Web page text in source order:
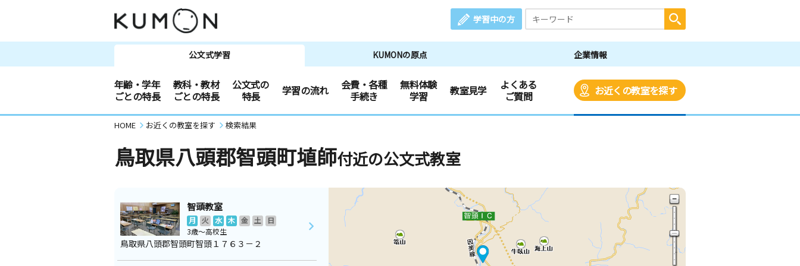
学習中の方
公文式学習 KUMONの原点 企業情報
年齢・学年
ごとの特長
教科・教材
ごとの特長
公文式の
特長
学習の流れ
会費・各種
手続き
無料体験
学習
教室見学
よくある
ご質問
お近くの教室を探す
HOME お近くの教室を探す 検索結果
鳥取県八頭郡智頭町埴師付近の公文式教室
智頭教室
月 火 水 木 金 土
日
3歳～高校生
鳥取県八頭郡智頭町智頭１７６３－２